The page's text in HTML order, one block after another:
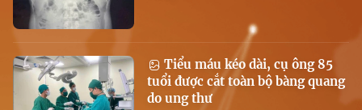
Tiểu máu kéo dài, cụ ông 85
tuổi được cắt toàn bộ bàng quang
do ung thư